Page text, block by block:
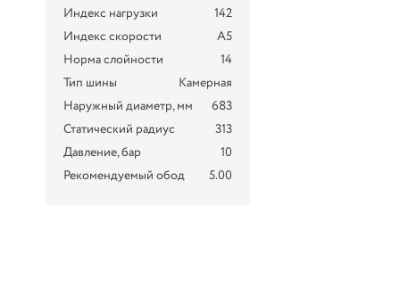
Индекс нагрузки
142
Индекс скорости
A5
Норма слойности
14
Тип шины
Камерная
Наружный диаметр, мм
683
Статический радиус
313
Давление, бар
10
Рекомендуемый обод
5.00